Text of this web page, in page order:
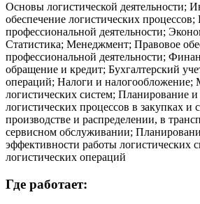
Основы логистической деятельности;
обеспечение логистических
профессиональной деятельности;
Статистика; Менеджмент; Правовое
профессиональной деятельности;
обращение и кредит; Бухгалтерский
операций; Налоги и налогообложение;
логистических систем; Планирование и
логистических процессов в закупках и
производстве и распределении, в
сервисном обслуживании;
эффективности работы логистических
логистических операций
Где работает: